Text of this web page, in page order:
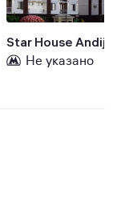
Star House
Не указано